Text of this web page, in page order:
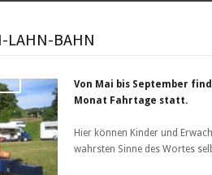
LAHN-BAHN
…
Von Mai bis September
Monat Fahrtage statt.
Hier können Kinder und
wahrsten Sinne des Wortes